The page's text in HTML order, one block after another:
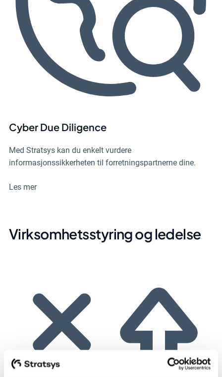
Cyber Due Diligence
Med Stratsys kan du enkelt vurdere
informasjonssikkerheten til forretningspartnerne dine.
Les mer
Virksomhetsstyring og ledelse